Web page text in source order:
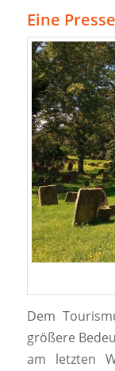
Eine
Dem
größere
am letzten